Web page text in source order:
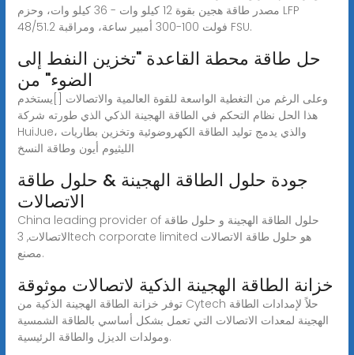
مصدر طاقة هجين بقوة 12 كيلو وات - 36 كيلو وات، وحزم LFP
48/51.2 فولت 100-300 أمبير ساعة، ومراقبة FSU.
حل طاقة محطة القاعدة "تخزين النفط إلى
الضوء" من
وعلى الرغم من التغطية الواسعة للقوة العالمية والاتصالات []يستخدم
هذا الحل نظام التحكم في الطاقة الهجينة الذكي الذي طورته شركة
HuiJue، والذي يدمج توليد الطاقة الكهروضوئية وتخزين بطاريات
الليثيوم أيون وطاقة النسخ
جودة حلول الطاقة الهجينة & حلول طاقة
الاتصالات
China leading provider of حلول الطاقة الهجينة و حلول طاقة
الاتصالات, 3tech corporate limited هو حلول طاقة الاتصالات
مصنع.
خزانة الطاقة الهجينة الذكية لاتصالات موثوقة
توفر خزانة الطاقة الهجينة الذكية من Cytech حلاً لإمدادات الطاقة
الهجينة لمعدات الاتصالات التي تعمل بشكل أساسي بالطاقة الشمسية
ومولدات الديزل والطاقة الرئيسية.